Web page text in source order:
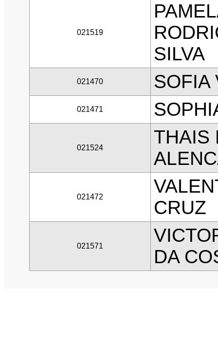
021519
SILVA
021470 SOFIA
021471
021524
THAIS
021472
CRUZ
021571
DA